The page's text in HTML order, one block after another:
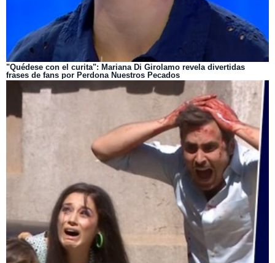
"Quédese con el curita": Mariana Di Girolamo revela divertidas
frases de fans por Perdona Nuestros Pecados